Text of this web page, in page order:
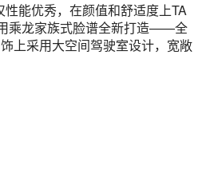
能优秀，在颜值和舒适度上TA
乘龙家族式脸谱全新打造——全
上采用大空间驾驶室设计，宽敞